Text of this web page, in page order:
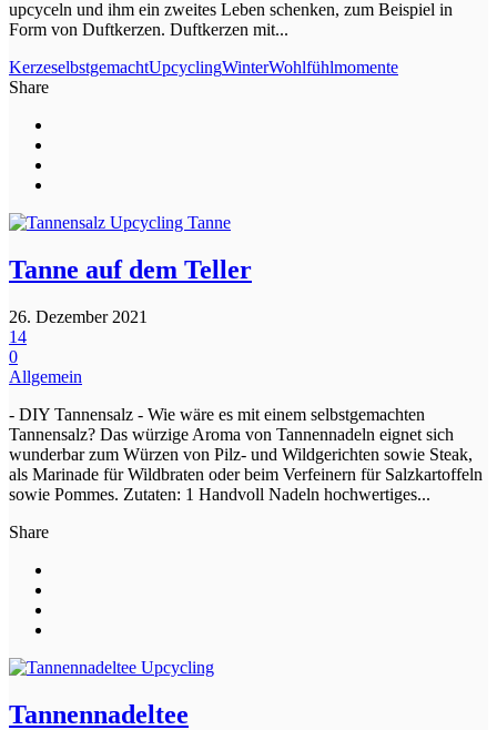
upcyceln und ihm ein zweites Leben schenken, zum Beispiel in
Form von Duftkerzen. Duftkerzen mit...
KerzeselbstgemachtUpcyclingWinterWohlfühlmomente
Share
Tanne auf dem Teller
26. Dezember 2021
14
0
Allgemein
- DIY Tannensalz - Wie wäre es mit einem selbstgemachten
Tannensalz? Das würzige Aroma von Tannennadeln eignet sich
wunderbar zum Würzen von Pilz- und Wildgerichten sowie Steak,
als Marinade für Wildbraten oder beim Verfeinern für Salzkartoffeln
sowie Pommes. Zutaten: 1 Handvoll Nadeln hochwertiges...
Share
Tannennadeltee